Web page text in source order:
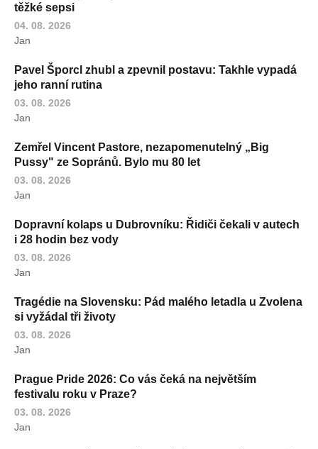
těžké sepsi
04. 08. 2026
Jan
Pavel Šporcl zhubl a zpevnil postavu: Takhle vypadá
jeho ranní rutina
03. 08. 2026
Jan
Zemřel Vincent Pastore, nezapomenutelný „Big
Pussy" ze Sopránů. Bylo mu 80 let
03. 08. 2026
Jan
Dopravní kolaps u Dubrovníku: Řidiči čekali v autech
i 28 hodin bez vody
03. 08. 2026
Jan
Tragédie na Slovensku: Pád malého letadla u Zvolena
si vyžádal tři životy
03. 08. 2026
Jan
Prague Pride 2026: Co vás čeká na největším
festivalu roku v Praze?
03. 08. 2026
Jan